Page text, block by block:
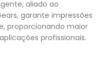
aliado ao
garante impressões
proporcionando maior
profissionais.